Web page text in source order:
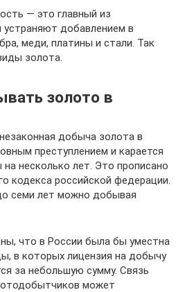
— это главный из
добавлением в
меди, платины и стали. Так
золота.
золото в
добыча золота в
преступлением и карается
несколько лет. Это прописано
кодекса российской федерации.
семи лет можно добывая
что в России была бы уместна
в которых лицензия на добычу
за небольшую сумму. Связь
может